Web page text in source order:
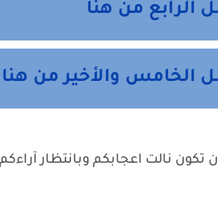
الرابع من هنا
الخامس والأخير من هنا
تكون نالت اعجابكم وبانتظار